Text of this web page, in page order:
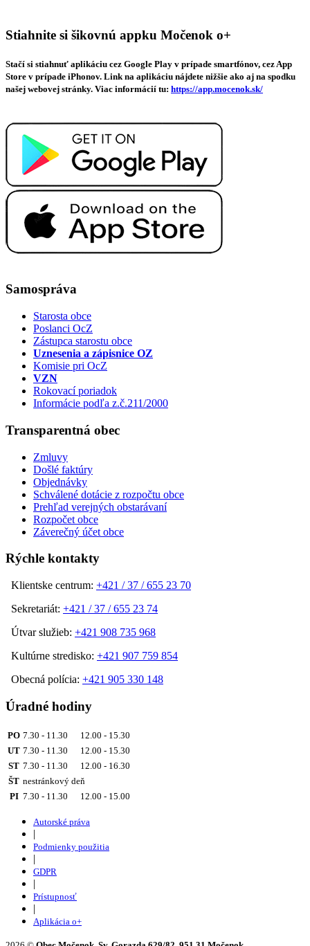
Stiahnite si šikovnú appku Močenok o+
Stačí si stiahnuť aplikáciu cez Google Play v prípade smartfónov, cez App
Store v prípade iPhonov. Link na aplikáciu nájdete nižšie ako aj na spodku
našej webovej stránky. Viac informácií tu: https://app.mocenok.sk/
Samospráva
Starosta obce
Poslanci OcZ
Zástupca starostu obce
Uznesenia a zápisnice OZ
Komisie pri OcZ
VZN
Rokovací poriadok
Informácie podľa z.č.211/2000
Transparentná obec
Zmluvy
Došlé faktúry
Objednávky
Schválené dotácie z rozpočtu obce
Prehľad verejných obstarávaní
Rozpočet obce
Záverečný účet obce
Rýchle kontakty
Klientske centrum: +421 / 37 / 655 23 70
Sekretariát: +421 / 37 / 655 23 74
Útvar služieb: +421 908 735 968
Kultúrne stredisko: +421 907 759 854
Obecná polícia: +421 905 330 148
Úradné hodiny
PO 7.30 - 11.30 12.00 - 15.30
UT 7.30 - 11.30 12.00 - 15.30
ST 7.30 - 11.30 12.00 - 16.30
ŠT nestránkový deň
PI 7.30 - 11.30 12.00 - 15.00
Autorské práva
|
Podmienky použitia
|
GDPR
|
Prístupnosť
|
Aplikácia o+